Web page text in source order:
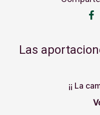
Las
¡¡ La